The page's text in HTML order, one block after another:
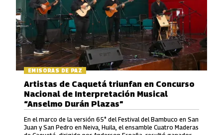
EMISORAS DE PAZ
Artistas de Caquetá triunfan en Concurso
Nacional de Interpretación Musical
“Anselmo Durán Plazas”
En el marco de la versión 65° del Festival del Bambuco en San
Juan y San Pedro en Neiva, Huila, el ensamble Cuatro Maderas